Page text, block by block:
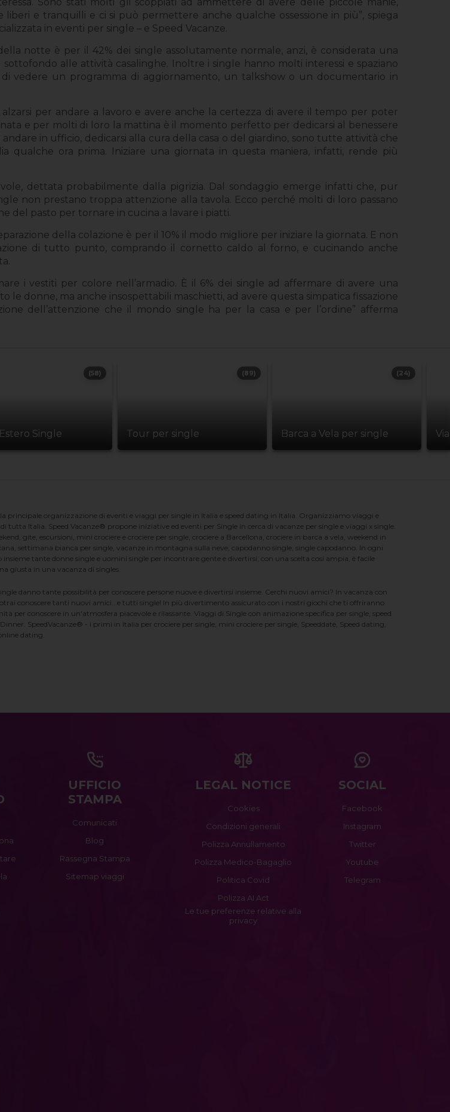
e tranquilli e ci si può permettere anche qualche ossessione in più”, spiega
in eventi per single – e Speed Vacanze.
notte è per il 42% dei single assolutamente normale, anzi, è considerata una
alle attività casalinghe. Inoltre i single hanno molti interessi e spaziano
vedere un programma di aggiornamento, un talkshow o un documentario in
per andare a lavoro e avere anche la certezza di avere il tempo per poter
e per molti di loro la mattina è il momento perfetto per dedicarsi al benessere
in ufficio, dedicarsi alla cura della casa o del giardino, sono tutte attività che
qualche ora prima. Iniziare una giornata in questa maniera, infatti, rende più
dettata probabilmente dalla pigrizia. Dal sondaggio emerge infatti che, pur
non prestano troppa attenzione alla tavola. Ecco perché molti di loro passano
del pasto per tornare in cucina a lavare i piatti.
della colazione è per il 10% il modo migliore per iniziare la giornata. E non
di tutto punto, comprando il cornetto caldo al forno, e cucinando anche
i vestiti per colore nell’armadio. È il 6% dei single ad affermare di avere una
le donne, ma anche insospettabili maschietti, ad avere questa simpatica fissazione
dell’attenzione che il mondo single ha per la casa e per l’ordine” afferma
Single
(58)
Tour per single
(89)
Barca a Vela per single
(24)
la principale organizzazione di eventi e viaggi per single in Italia e speed dating in Italia. Organizziamo viaggi e
tutta Italia. Speed Vacanze® propone iniziative ed eventi per Single in cerca di vacanze per single e viaggi x single.
gite, escursioni, mini crociere e crociere per single, crociere a Barcellona, crociere in barca a vela, weekend in
settimana bianca per single, vacanze in montagna sulla neve, capodanno single, single capodanno. In ogni
tante donne single e uomini single per incontrare gente e divertirsi; con una scelta cosi ampia, è facile
giusta in una vacanza di singles.
danno tante possibilità per conoscere persone nuove e divertirsi insieme. Cerchi nuovi amici? In vacanza con
conoscere tanti nuovi amici...e tutti single! In più divertimento assicurato con i nostri giochi che ti offriranno
per conoscere in un'atmosfera piacevole e rilassante. Viaggi di Single con animazione specifica per single, speed
SpeedVacanze® - i primi in Italia per crociere per single, mini crociere per single, Speeddate, Speed dating,
dating.
UFFICIO
STAMPA
Comunicati
Blog
Rassegna Stampa
Sitemap viaggi
LEGAL NOTICE
Cookies
Condizioni generali
Polizza Annullamento
Polizza Medico-Bagaglio
Politica Covid
Polizza AI Act
Le tue preferenze relative alla
privacy
SOCIAL
Facebook
Instagram
Twitter
Youtube
Telegram